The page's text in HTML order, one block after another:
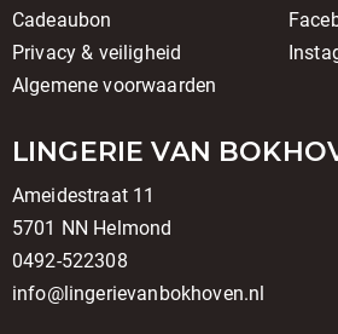
Cadeaubon
Privacy & veiligheid
Algemene voorwaarden
LINGERIE VAN
Ameidestraat 11
5701 NN Helmond
0492-522308
info@lingerievanbokhoven.nl